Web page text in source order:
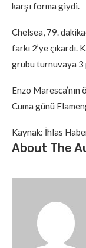
karşı forma giydi.
Chelsea, 79.
farkı 2’ye
grubu turnuvaya 3
Enzo
Cuma günü
Kaynak: İhlas
About The